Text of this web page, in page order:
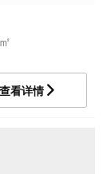
查看详情